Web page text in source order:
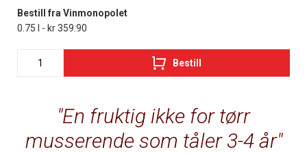
En fruktig ikke for tørr
musserende som tåler 3-4 år
Bestill fra Vinmonopolet
0.75 l - kr 359.90
Bestill